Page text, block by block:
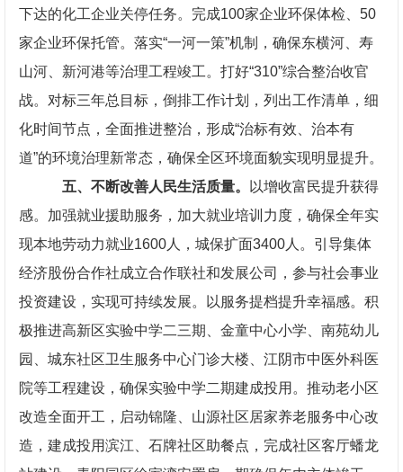
下达的化工企业关停任务。完成100家企业环保体检、50
家企业环保托管。落实“一河一策”机制，确保东横河、寿
山河、新河港等治理工程竣工。打好“310”综合整治收官
战。对标三年总目标，倒排工作计划，列出工作清单，细
化时间节点，全面推进整治，形成“治标有效、治本有
道”的环境治理新常态，确保全区环境面貌实现明显提升。
五、不断改善人民生活质量。
以增收富民提升获得
感。加强就业援助服务，加大就业培训力度，确保全年实
现本地劳动力就业1600人，城保扩面3400人。引导集体
经济股份合作社成立合作联社和发展公司，参与社会事业
投资建设，实现可持续发展。以服务提档提升幸福感。积
极推进高新区实验中学二三期、金童中心小学、南苑幼儿
园、城东社区卫生服务中心门诊大楼、江阴市中医外科医
院等工程建设，确保实验中学二期建成投用。推动老小区
改造全面开工，启动锦隆、山源社区居家养老服务中心改
造，建成投用滨江、石牌社区助餐点，完成社区客厅蟠龙